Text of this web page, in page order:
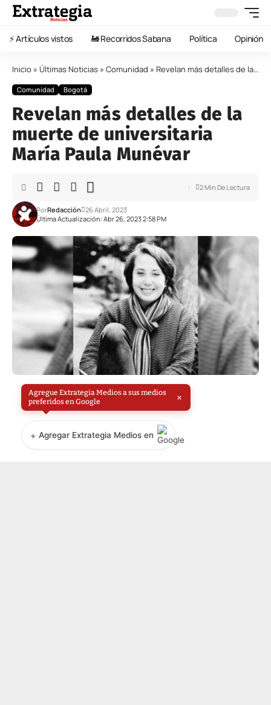
⚡️ Artículos vistos 🚂 Recorridos Sabana Política Opinión
Inicio » Últimas Noticias » Comunidad » Revelan más detalles de la muerte de universitaria María Paula Munévar
Comunidad Bogotá
Revelan más detalles de la
muerte de universitaria
María Paula Munévar
Última Actualización: Abr 26, 2023 2:58 PM
PorRedacción 26 Abril, 2023
2 Min De Lectura
Agregue Extrategia Medios a sus medios
preferidos en Google
×
+ Agregar Extrategia Medios en